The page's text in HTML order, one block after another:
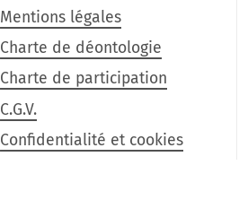
Mentions légales
Charte de déontologie
Charte de participation
C.G.V.
Confidentialité et cookies